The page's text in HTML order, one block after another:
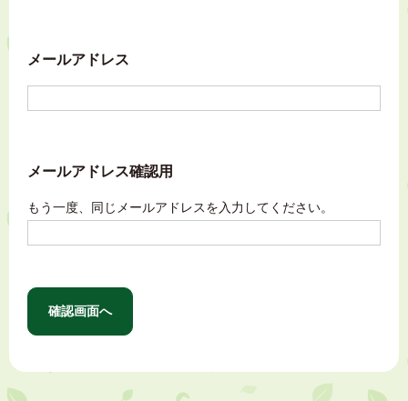
メールアドレス
メールアドレス確認用
もう一度、同じメールアドレスを入力してください。